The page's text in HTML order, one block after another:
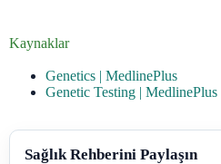
Kaynaklar
Genetics | MedlinePlus
Genetic Testing | MedlinePlus
Sağlık Rehberini Paylaşın